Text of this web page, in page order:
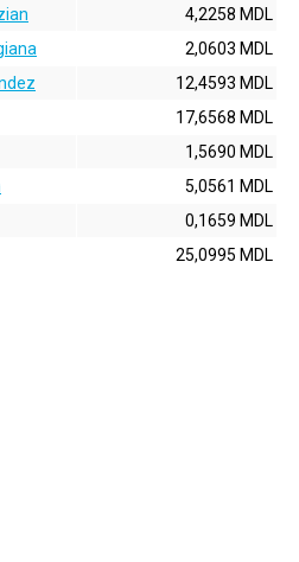
4,2258 MDL
2,0603 MDL
12,4593 MDL
17,6568 MDL
1,5690 MDL
5,0561 MDL
0,1659 MDL
25,0995 MDL